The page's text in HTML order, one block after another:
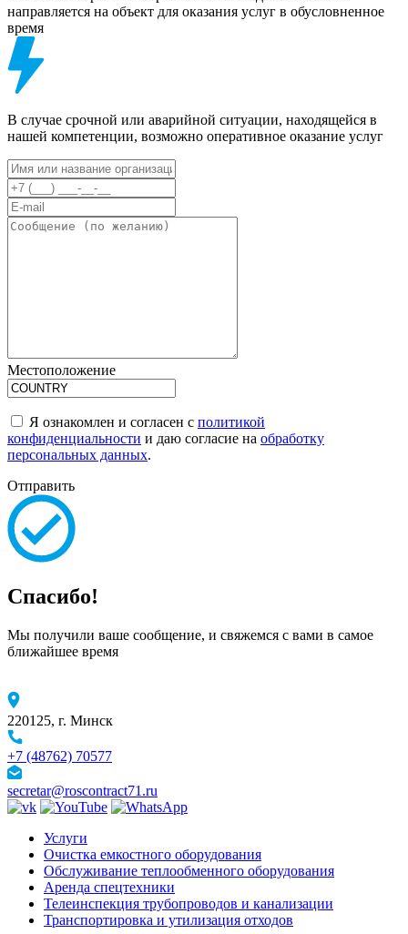
направляется на объект для оказания услуг в обусловненное
время
В случае срочной или аварийной ситуации, находящейся в
нашей компетенции, возможно оперативное оказание услуг
Местоположение
Я ознакомлен и согласен с политикой
конфиденциальности и даю согласие на обработку
персональных данных.
Отправить
Спасибо!
Мы получили ваше сообщение, и свяжемся с вами в самое
ближайшее время
220125, г. Минск
+7 (48762) 70577
secretar@roscontract71.ru
Услуги
Очистка емкостного оборудования
Обслуживание теплообменного оборудования
Аренда спецтехники
Телеинспекция трубопроводов и канализации
Транспортировка и утилизация отходов